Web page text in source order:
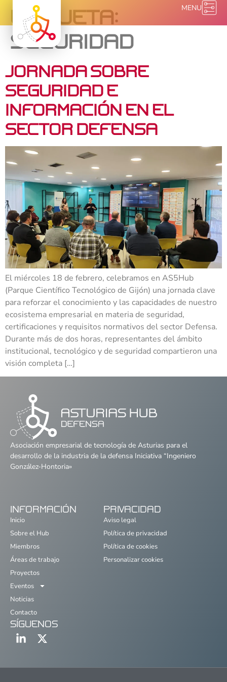
MENU
Etiqueta:
seguridad
Jornada sobre
Seguridad e
Información en el
Sector Defensa
El miércoles 18 de febrero, celebramos en AS5Hub
(Parque Científico Tecnológico de Gijón) una jornada clave
para reforzar el conocimiento y las capacidades de nuestro
ecosistema empresarial en materia de seguridad,
certificaciones y requisitos normativos del sector Defensa.
Durante más de dos horas, representantes del ámbito
institucional, tecnológico y de seguridad compartieron una
visión completa […]
Asociación empresarial de tecnología de Asturias para el
desarrollo de la industria de la defensa Iniciativa “Ingeniero
González-Hontoria»
INFORMACIÓN
Inicio
Sobre el Hub
Miembros
Áreas de trabajo
Proyectos
Eventos
Noticias
Contacto
PRIVACIDAD
Aviso legal
Política de privacidad
Política de cookies
Personalizar cookies
SÍGUENOS